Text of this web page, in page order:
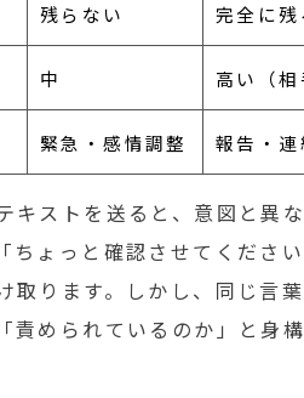
残らない 完全に残
中 高い（相
緊急・感情調整 報告・連
キストを送ると、意図と異
ょっと確認させてくださ
ります。しかし、同じ言
められているのか」と身